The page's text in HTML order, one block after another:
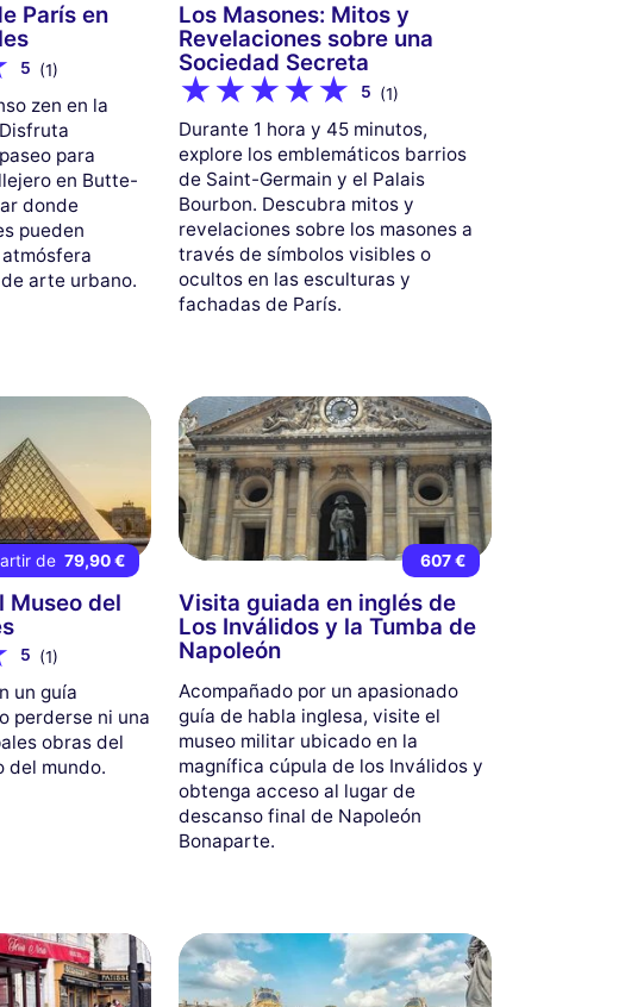
París en
5 (1)
zen en la
para
en Butte-
donde
pueden
arte urbano.
Los Masones: Mitos y
Revelaciones sobre una
Sociedad Secreta
5 (1)
Durante 1 hora y 45 minutos,
explore los emblemáticos barrios
de Saint-Germain y el Palais
Bourbon. Descubra mitos y
revelaciones sobre los masones a
través de símbolos visibles o
ocultos en las esculturas y
fachadas de París.
de 79,90 €
Museo del
5 (1)
un guía
perderse ni una
obras del
del mundo.
607 €
Visita guiada en inglés de
Los Inválidos y la Tumba de
Napoleón
Acompañado por un apasionado
guía de habla inglesa, visite el
museo militar ubicado en la
magnífica cúpula de los Inválidos y
obtenga acceso al lugar de
descanso final de Napoleón
Bonaparte.